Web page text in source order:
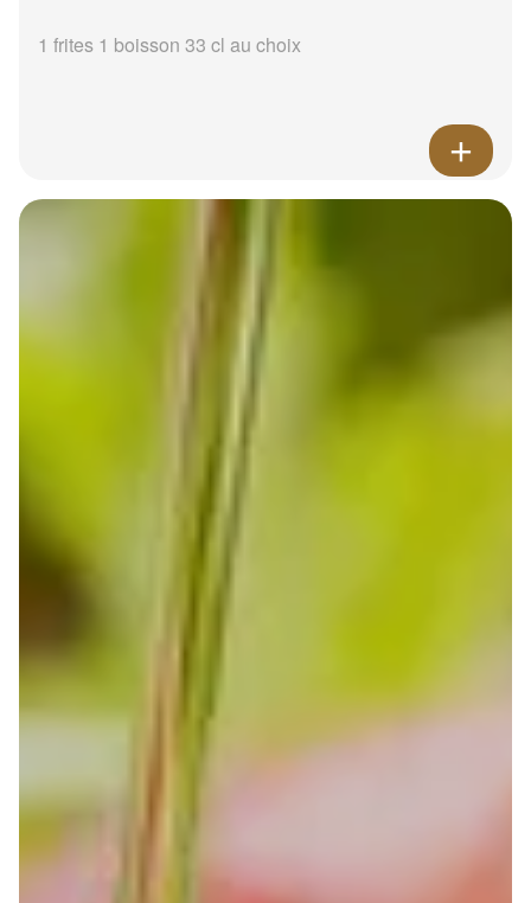
1 frites 1 boisson 33 cl au choix